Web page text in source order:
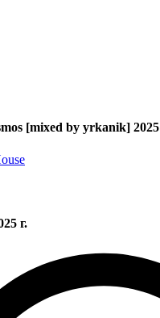
[mixed by yrkanik] 2025
г.